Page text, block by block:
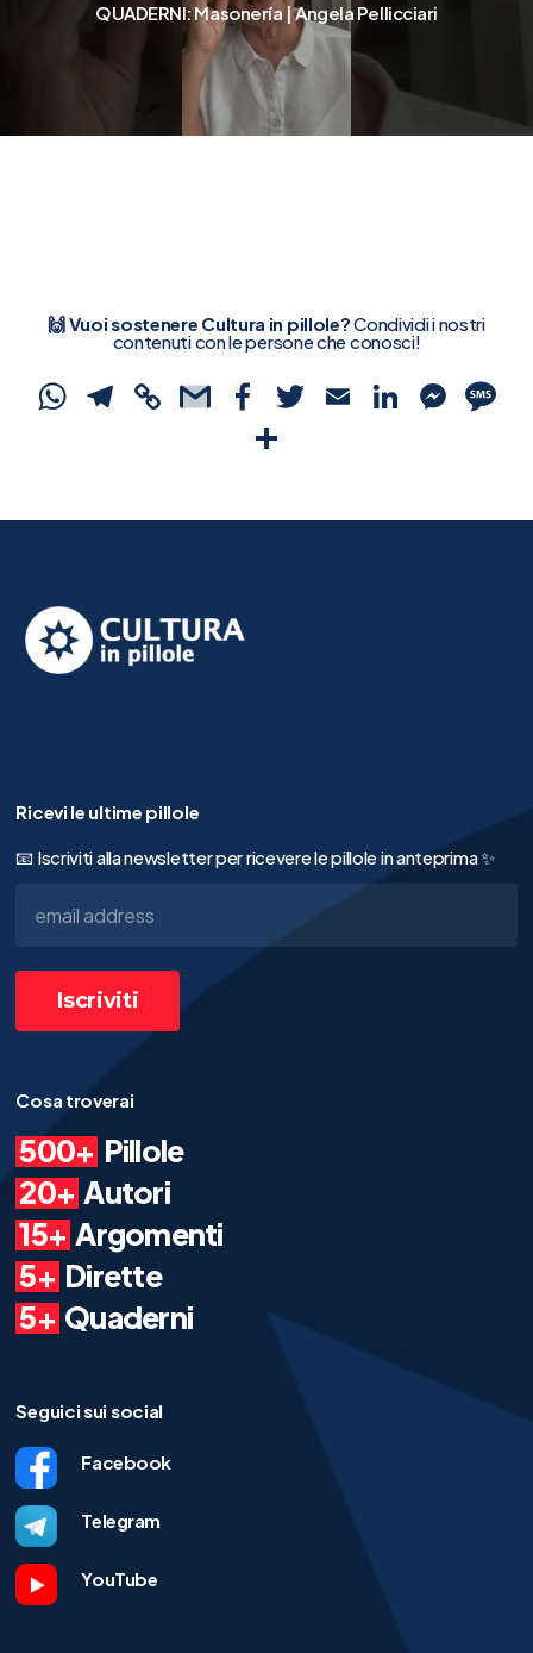
QUADERNI: Masonería | Angela Pellicciari
🙌 Vuoi sostenere Cultura in pillole?Condividi i nostri
contenuti con le persone che conosci!
WhatsApp
Telegram
CopyGmailFacebook
Twitter
Email
Ricevi le ultime pillole
📧 Iscriviti alla newsletter per ricevere le pillole in anteprima ✨
Cosa troverai
500+ Pillole
20+ Autori
15+ Argomenti
5+ Dirette
5+ Quaderni
Seguici sui social
Facebook
Telegram
YouTube